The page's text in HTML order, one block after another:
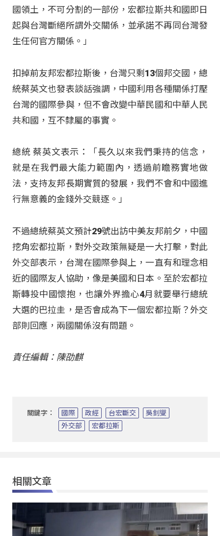
國領土，不可分割的一部份，宏都拉斯共和國即日
起與台灣斷絕所謂外交關係，並承諾不再同台灣發
生任何官方關係。」
扣掉前友邦宏都拉斯後，台灣只剩13個邦交國，總
統蔡英文也發表談話強調，中國利用各種關係打壓
台灣的國際參與，但不會改變中華民國和中華人民
共和國，互不隸屬的事實。
總統 蔡英文表示：「長久以來我們秉持的信念，
就是在我們最大能力範圍內，透過前瞻務實地做
法，支持友邦長期實質的發展，我們不會和中國進
行無意義的金錢外交競逐。」
不過總統蔡英文預計29號出訪中美友邦前夕，中國
挖角宏都拉斯，對外交政策無疑是一大打擊，對此
外交部表示，台灣在國際參與上，一直有和理念相
近的國際友人協助，像是美國和日本。至於宏都拉
斯轉投中國懷抱，也讓外界擔心4月就要舉行總統
大選的巴拉圭，是否會成為下一個宏都拉斯？外交
部則回應，兩國關係沒有問題。
責任編輯：陳劭麒
關鍵字： 國際 政經 台宏斷交
吳釗燮
外交部
宏都拉斯
相關文章